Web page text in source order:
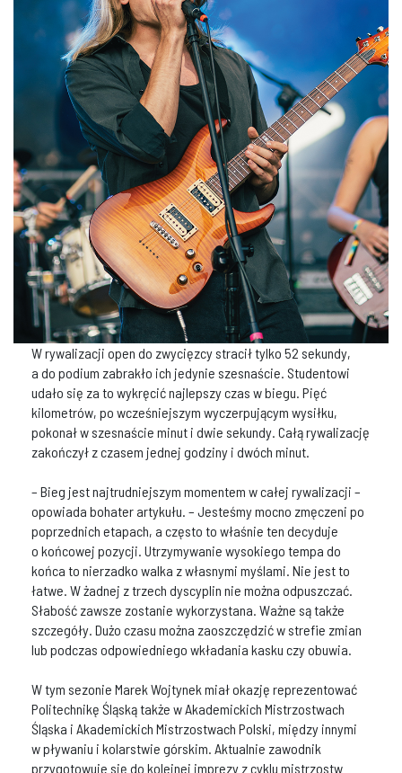
W rywalizacji open do zwycięzcy stracił tylko 52 sekundy,
a do podium zabrakło ich jedynie szesnaście. Studentowi
udało się za to wykręcić najlepszy czas w biegu. Pięć
kilometrów, po wcześniejszym wyczerpującym wysiłku,
pokonał w szesnaście minut i dwie sekundy. Całą rywalizację
zakończył z czasem jednej godziny i dwóch minut.
– Bieg jest najtrudniejszym momentem w całej rywalizacji –
opowiada bohater artykułu. – Jesteśmy mocno zmęczeni po
poprzednich etapach, a często to właśnie ten decyduje
o końcowej pozycji. Utrzymywanie wysokiego tempa do
końca to nierzadko walka z własnymi myślami. Nie jest to
łatwe. W żadnej z trzech dyscyplin nie można odpuszczać.
Słabość zawsze zostanie wykorzystana. Ważne są także
szczegóły. Dużo czasu można zaoszczędzić w strefie zmian
lub podczas odpowiedniego wkładania kasku czy obuwia.
W tym sezonie Marek Wojtynek miał okazję reprezentować
Politechnikę Śląską także w Akademickich Mistrzostwach
Śląska i Akademickich Mistrzostwach Polski, między innymi
w pływaniu i kolarstwie górskim. Aktualnie zawodnik
przygotowuje się do kolejnej imprezy z cyklu mistrzostw